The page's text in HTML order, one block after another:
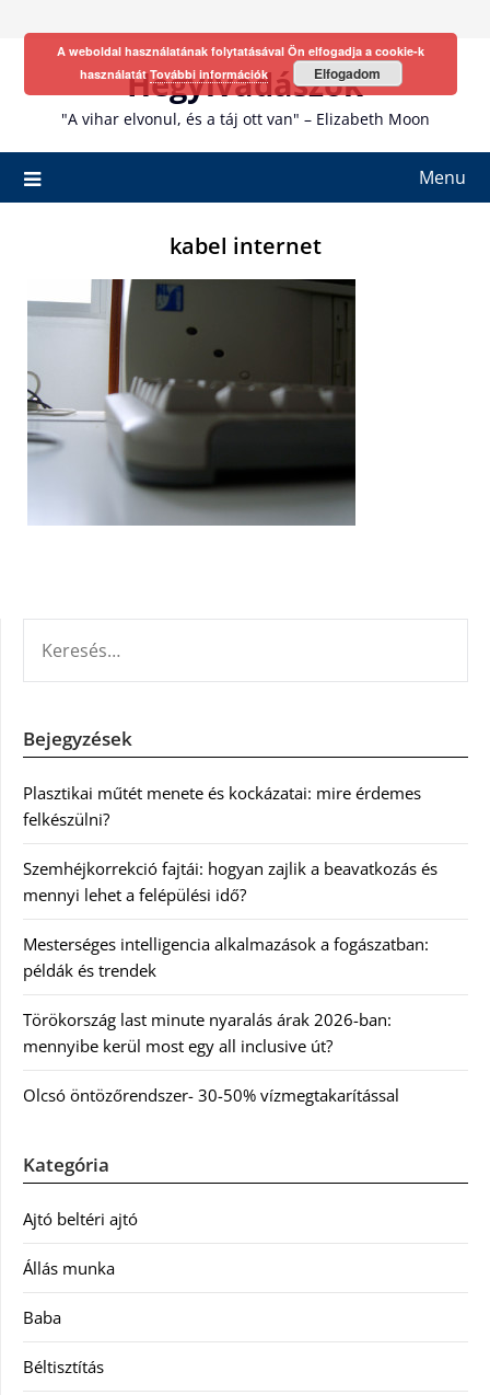
Hegyivadászok
"A vihar elvonul, és a táj ott van" – Elizabeth Moon
Menu
kabel internet
Bejegyzések
Plasztikai műtét menete és kockázatai: mire érdemes
felkészülni?
Szemhéjkorrekció fajtái: hogyan zajlik a beavatkozás és
mennyi lehet a felépülési idő?
Mesterséges intelligencia alkalmazások a fogászatban:
példák és trendek
Törökország last minute nyaralás árak 2026-ban:
mennyibe kerül most egy all inclusive út?
Olcsó öntözőrendszer- 30-50% vízmegtakarítással
Kategória
Ajtó beltéri ajtó
Állás munka
Baba
Béltisztítás
A weboldal használatának folytatásával Ön elfogadja a cookie-k
használatátTovábbi információk Elfogadom